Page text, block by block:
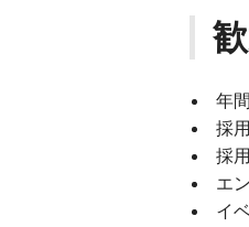
年
採
採
エ
イ